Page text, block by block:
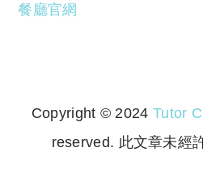
餐廳官網
Copyright © 2024 Tutor
reserved. 此文章未經